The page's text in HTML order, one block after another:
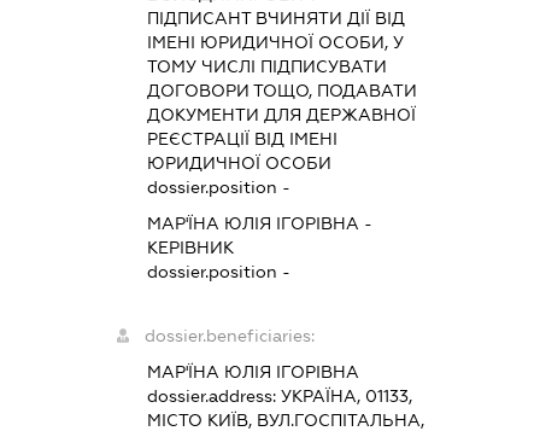
ПІДПИСАНТВЧИНЯТИ ДІЇ ВІД
ІМЕНІ ЮРИДИЧНОЇ ОСОБИ, У
ТОМУ ЧИСЛІ ПІДПИСУВАТИ
ДОГОВОРИ ТОЩО, ПОДАВАТИ
ДОКУМЕНТИ ДЛЯ ДЕРЖАВНОЇ
РЕЄСТРАЦІЇ ВІД ІМЕНІ
ЮРИДИЧНОЇ ОСОБИ
dossier.position -
МАР'ЇНА ЮЛІЯ ІГОРІВНА -
КЕРІВНИК
dossier.position -
dossier.beneficiaries:
МАР'ЇНА ЮЛІЯ ІГОРІВНА
dossier.address: УКРАЇНА, 01133,
МІСТО КИЇВ, ВУЛ.ГОСПІТАЛЬНА,